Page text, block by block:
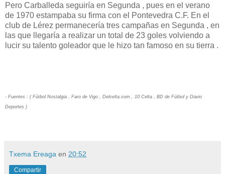
Pero Carballeda seguiría en Segunda , pues en el verano
de 1970 estampaba su firma con el Pontevedra C.F. En el
club de Lérez permanecería tres campañas en Segunda , en
las que llegaría a realizar un total de 23 goles volviendo a
lucir su talento goleador que le hizo tan famoso en su tierra .
- Fuentes : ( Fútbol Nostalgia , Faro de Vigo , Delcelta.com , 10 Celta , BD de Fútbol y Diario
Deportes )
Txema Ereaga en 20:52
Compartir